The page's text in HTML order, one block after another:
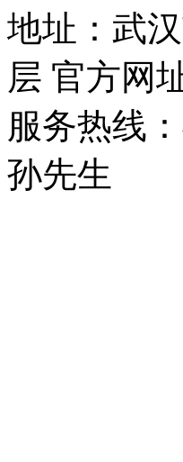
地址：武
层 官方网
服务热线
孙先生